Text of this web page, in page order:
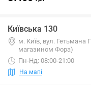
Київська 130
м. Київ, вул. Гетьмана
магазином Фора)
Пн-Нд: 08:00-21:00
На мапі